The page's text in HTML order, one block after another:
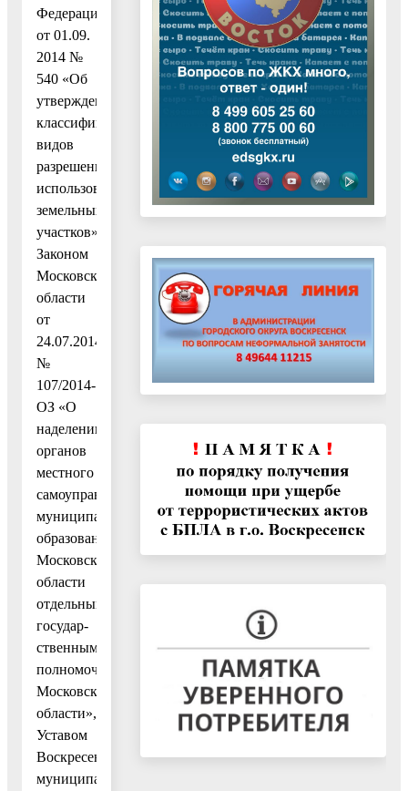
Федерации
от 01.09.
2014 №
540 «Об
утверждении
классификатора
видов
разрешенного
использования
земельных
участков»,
Законом
Московской
области
от
24.07.2014
№
107/2014-
ОЗ «О
наделении
органов
местного
самоуправления
муниципальных
образований
Московской
области
отдельными
государ-
ственными
полномочиями
Московской
области»,
Уставом
Воскресенского
муниципального